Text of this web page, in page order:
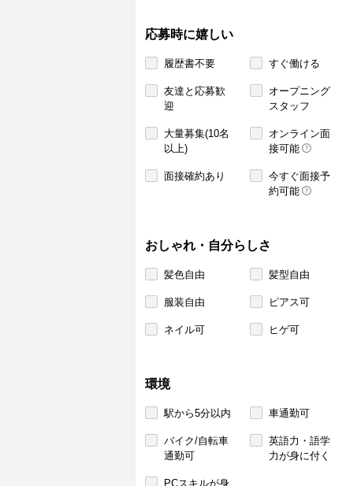
応募時に嬉しい
履歴書不要 すぐ働ける
友達と応募歓
迎
オープニング
スタッフ
大量募集(10名
以上)
オンライン面
接可能
面接確約あり
今すぐ面接予
約可能
おしゃれ・自分らしさ
髪色自由 髪型自由
服装自由 ピアス可
ネイル可 ヒゲ可
環境
駅から5分以内 車通勤可
バイク/自転車
通勤可
英語力・語学
力が身に付く
PCスキルが身